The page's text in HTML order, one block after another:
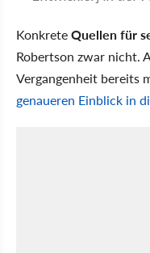
KonkreteQuellen für
Robertson zwar nicht.
Vergangenheit bereits
genaueren Einblick in